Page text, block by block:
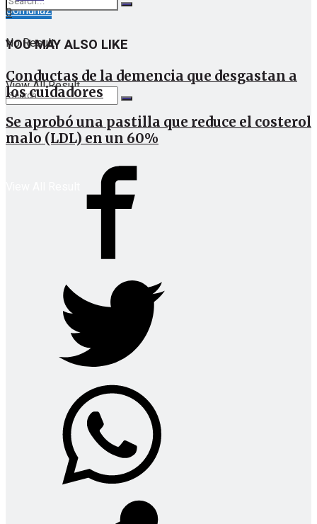
Comuna2
No Result
View All Result
No Result
0
YOU MAY ALSO LIKE
Conductas de la demencia que desgastan a
los cuidadores
Se aprobó una pastilla que reduce el costerol
malo (LDL) en un 60%